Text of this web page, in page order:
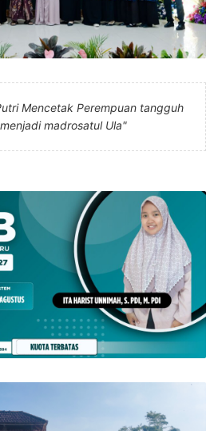
Mencetak Perempuan tangguh
madrosatul Ula"